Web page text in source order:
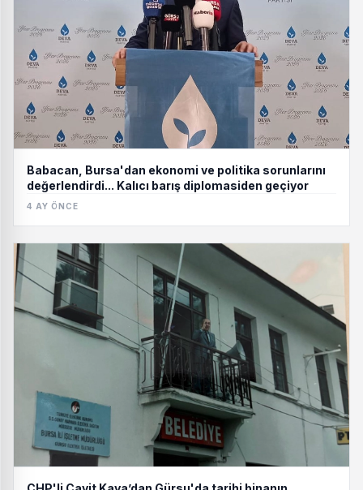
Babacan, Bursa'dan ekonomi ve politika sorunlarını
değerlendirdi... Kalıcı barış diplomasiden geçiyor
4 AY ÖNCE